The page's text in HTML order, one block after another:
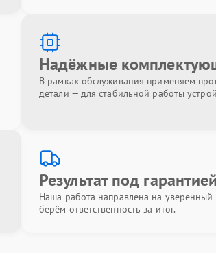
Надёжные
В рамках обслуживания применяем
детали — для стабильной работы
Результат под гарантией
Наша работа направлена на уверенный
берём ответственность за итог.